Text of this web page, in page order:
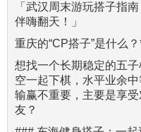
「武汉周末游玩搭子指
伴嗨翻天！」
重庆的“CP搭子”是什么
想找一个长期稳定的五
空一起下棋，水平业余
输赢不重要，主要是享
友？